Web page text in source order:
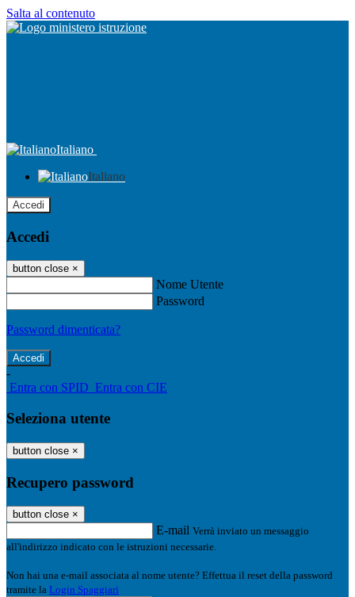
Salta al contenuto
Italiano
Italiano
Accedi
Accedi
button close ×
Nome Utente
Password
Password dimenticata?
-
Entra con SPID Entra con CIE
Seleziona utente
button close ×
Recupero password
button close ×
E-mail Verrà inviato un messaggio
all'indirizzo indicato con le istruzioni necessarie.
Non hai una e-mail associata al nome utente? Effettua il reset della password
tramite la Login Spaggiari